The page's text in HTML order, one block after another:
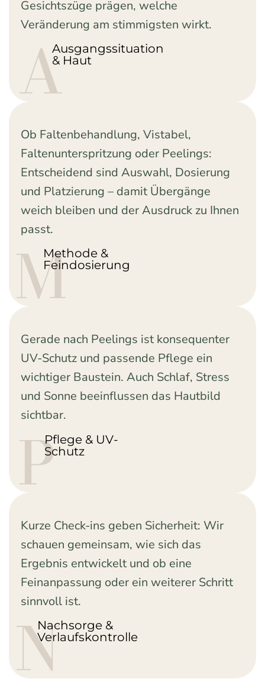
Gesichtszüge prägen, welche
Veränderung am stimmigsten wirkt.
AAusgangssituation
& Haut
Ob Faltenbehandlung, Vistabel,
Faltenunterspritzung oder Peelings:
Entscheidend sind Auswahl, Dosierung
und Platzierung – damit Übergänge
weich bleiben und der Ausdruck zu Ihnen
passt.
MMethode &
Feindosierung
Gerade nach Peelings ist konsequenter
UV-Schutz und passende Pflege ein
wichtiger Baustein. Auch Schlaf, Stress
und Sonne beeinflussen das Hautbild
sichtbar.
PPflege & UV-
Schutz
Kurze Check-ins geben Sicherheit: Wir
schauen gemeinsam, wie sich das
Ergebnis entwickelt und ob eine
Feinanpassung oder ein weiterer Schritt
sinnvoll ist.
NNachsorge &
Verlaufskontrolle